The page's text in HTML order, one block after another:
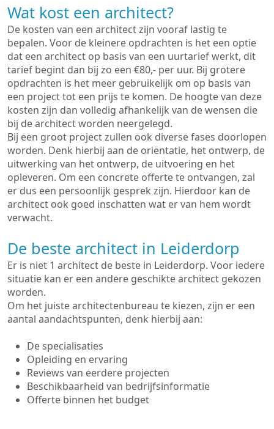
Wat kost een architect?
De kosten van een architect zijn vooraf lastig te
bepalen. Voor de kleinere opdrachten is het een optie
dat een architect op basis van een uurtarief werkt, dit
tarief begint dan bij zo een €80,- per uur. Bij grotere
opdrachten is het meer gebruikelijk om op basis van
een project tot een prijs te komen. De hoogte van deze
kosten zijn dan volledig afhankelijk van de wensen die
bij de architect worden neergelegd.
Bij een groot project zullen ook diverse fases doorlopen
worden. Denk hierbij aan de oriëntatie, het ontwerp, de
uitwerking van het ontwerp, de uitvoering en het
opleveren. Om een concrete offerte te ontvangen, zal
er dus een persoonlijk gesprek zijn. Hierdoor kan de
architect ook goed inschatten wat er van hem wordt
verwacht.
De beste architect in Leiderdorp
Er is niet 1 architect de beste in Leiderdorp. Voor iedere
situatie kan er een andere geschikte architect gekozen
worden.
Om het juiste architectenbureau te kiezen, zijn er een
aantal aandachtspunten, denk hierbij aan:
De specialisaties
Opleiding en ervaring
Reviews van eerdere projecten
Beschikbaarheid van bedrijfsinformatie
Offerte binnen het budget